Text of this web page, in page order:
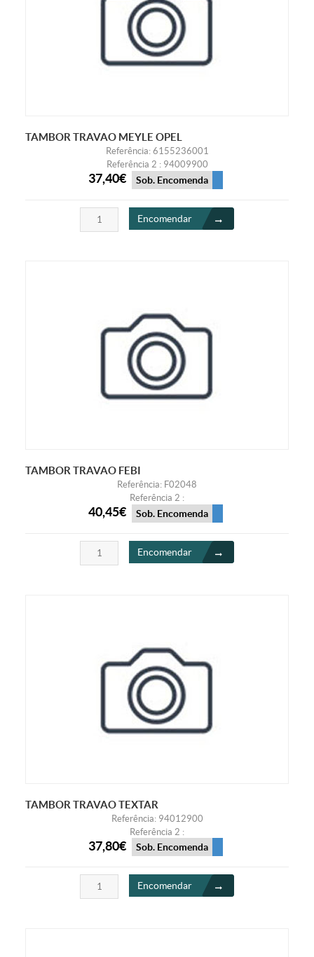
TAMBOR TRAVAO MEYLE OPEL
Referência: 6155236001
Referência 2 : 94009900
37,40€ Sob. Encomenda
Encomendar
TAMBOR TRAVAO FEBI
Referência: F02048
Referência 2 :
40,45€ Sob. Encomenda
Encomendar
TAMBOR TRAVAO TEXTAR
Referência: 94012900
Referência 2 :
37,80€ Sob. Encomenda
Encomendar